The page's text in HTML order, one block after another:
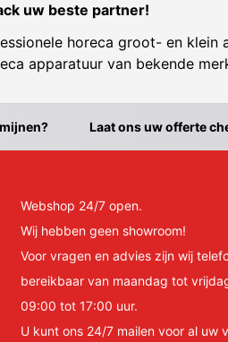
uw beste partner!
horeca groot- en klein
apparatuur van bekende
Laat ons uw offerte
Webshop 24/7 open.
Wij hebben geen showroom!
Voor vragen en advies zijn wij
bereikbaar van maandag tot
09:00 tot 17:00 uur.
U kunt ons 24/7 mailen voor al uw